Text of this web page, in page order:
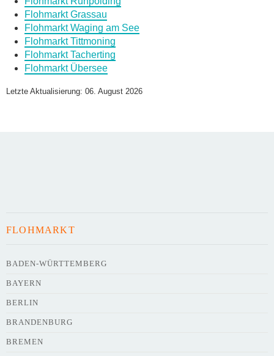
Daten des Flohmarkts
Name des Flohmarkts
Flohmarkt Grassau
Flohmarkt Waging am See
Flohmarkt Tittmoning
Flohmarkt Tacherting
Flohmarkt Übersee
Letzte Aktualisierung: 06. August 2026
FLOHMARKT
BADEN-WÜRTTEMBERG
BAYERN
BERLIN
BRANDENBURG
BREMEN